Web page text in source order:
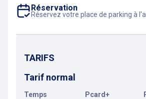
Réservation
Réservez votre place de parking à
TARIFS
Tarif normal
Temps Pcard+